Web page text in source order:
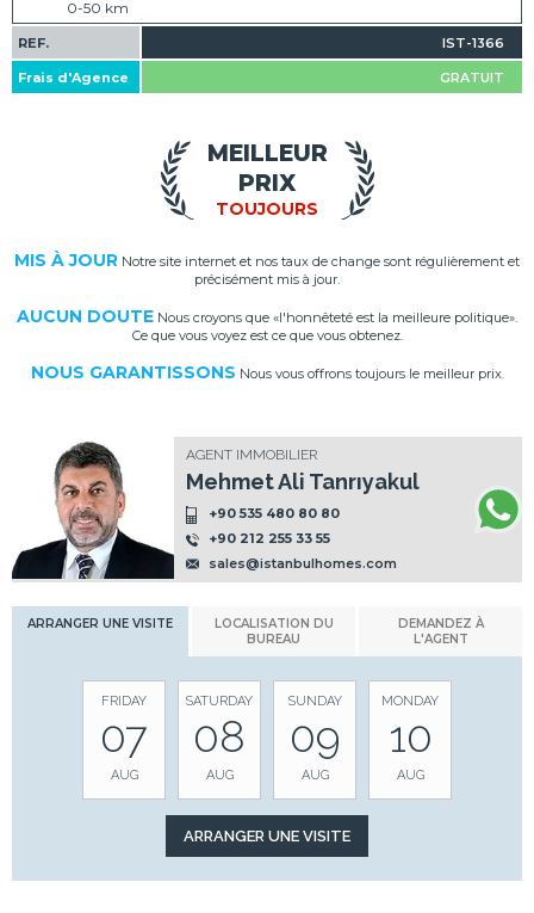
0-50 km
REF. IST-1366
Frais d'Agence GRATUIT
TOUJOURS
MEILLEUR
PRIX
MIS À JOUR Notre site internet et nos taux de change sont régulièrement et
précisément mis à jour.
AUCUN DOUTE Nous croyons que «l'honnêteté est la meilleure politique».
Ce que vous voyez est ce que vous obtenez.
NOUS GARANTISSONS Nous vous offrons toujours le meilleur prix.
AGENT IMMOBILIER
Mehmet Ali Tanrıyakul
+90 535 480 80 80
+90 212 255 33 55
sales@istanbulhomes.com
ARRANGER UNE VISITE
LOCALISATION DU
BUREAU
DEMANDEZ À
L'AGENT
FRIDAY
07
AUG
SATURDAY
08
AUG
SUNDAY
09
AUG
MONDAY
10
AUG